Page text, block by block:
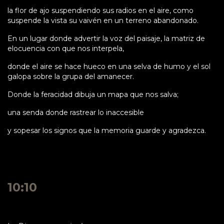
la flor de ajo suspendiendo sus radios en el aire, como
suspende la vista su vaivén en un terreno abandonado.
En un lugar donde advertir la voz del paisaje, la matriz de
elocuencia con que nos interpela,
donde el aire se hace hueco en una selva de humo y el sol
galopa sobre la grupa del amanecer.
Donde la feracidad dibuja un mapa que nos salva;
una senda donde rastrear lo inaccesible
y sopesar los signos que la memoria guarde y agradezca.
10:10